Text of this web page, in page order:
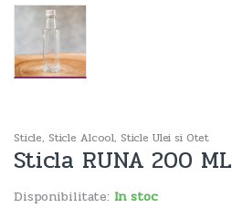
Sticle, Sticle Alcool, Sticle Ulei si Otet
Sticla RUNA 200 ML
Disponibilitate: In stoc